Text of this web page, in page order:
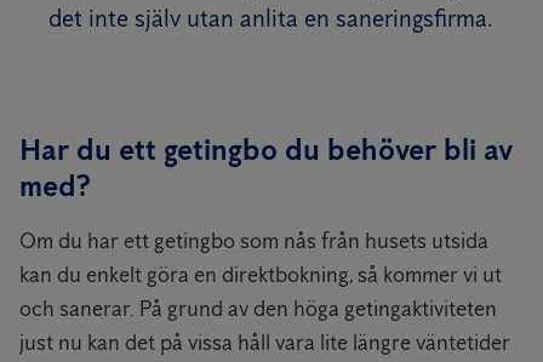
det inte själv utan anlita en saneringsfirma.
Har du ett getingbo du behöver bli av
med?
Om du har ett getingbo som nås från husets utsida
kan du enkelt göra en direktbokning, så kommer vi ut
och sanerar. På grund av den höga getingaktiviteten
just nu kan det på vissa håll vara lite längre väntetider